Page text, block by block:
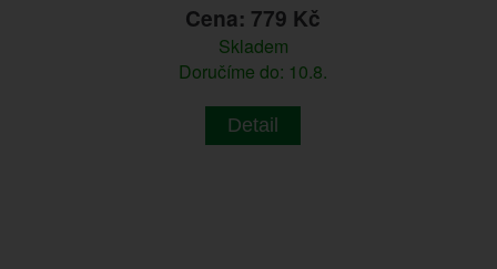
Cena: 779 Kč
Skladem
Doručíme do: 10.8.
Detail